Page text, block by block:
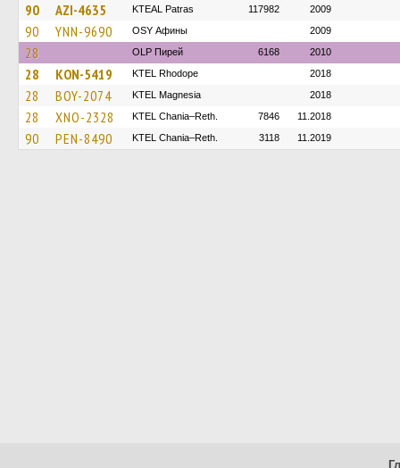
90 AZI-4635 KTEAL Patras 117982 2009
90 YNN-9690 OSY Афины 2009
28 OLP Пирей 6168 2010
28 KON-5419 KTEL Rhodope 2018
28 BOY-2074 ΚΤΕL Magnesia 2018
28 XNO-2328 KTEL Chania–Reth. 7846 11.2018
90 PEN-8490 KTEL Chania–Reth. 3118 11.2019